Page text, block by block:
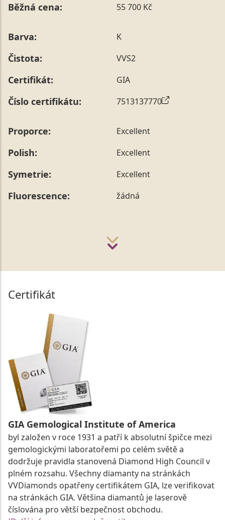
Běžná cena: 55 700 Kč
Barva: K
Čistota: VVS2
Certifikát: GIA
Číslo certifikátu: 7513137770
Proporce: Excellent
Polish: Excellent
Symetrie: Excellent
Fluorescence: žádná
Certifikát
GIA Gemological Institute of America
byl založen v roce 1931 a patří k absolutní špičce mezi
gemologickými laboratořemi po celém světě a
dodržuje pravidla stanovená Diamond High Council v
plném rozsahu. Všechny diamanty na stránkách
VVDiamonds opatřeny certifikátem GIA, lze verifikovat
na stránkách GIA. Většina diamantů je laserově
číslována pro větší bezpečnost obchodu.